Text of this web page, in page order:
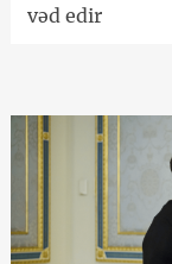
vəd edir